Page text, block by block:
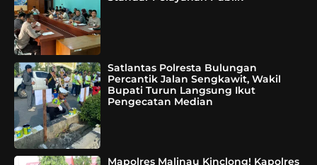
Satlantas Polresta Bulungan
Percantik Jalan Sengkawit, Wakil
Bupati Turun Langsung Ikut
Pengecatan Median
Mapolres Malinau Kinclong! Kapolres